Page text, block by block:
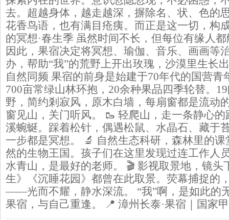
去。超越身体，越走越深，摒除名、状、色
花香鸟语，也有满目疮痍。而正是这一切，构
的冥想·春生季 虽然时间不长，但每位有缘人
因此，果宿决定将冥想、瑜伽、音乐、画画等
办，帮助“我”的荒野上开出玫瑰，沙漠里生长
自然同频 果宿的前身是始建于70年代的国营青
700亩常绿山林环抱，20余种果品四季轮替。
野，简约剎寂风，原木白墙，每扇窗都是流动
窗见山，关门听风。 🥾 轻爬山，走一条静心
溪蜿蜒。踩着松针，偶遇松鼠、水晶石、藏于
一步都是冥想。 🔬 自然生态科研，森林里的
然的生物王国。孩子们在这里发现过连工作
水青山，是最好的老师。 🎬 影视取景地，镜头
生》《沉睡花园》都曾在此取景。荧幕捕捉的
——光而不耀，静水深流。 “我”啊，是如此的
果宿，与自己重逢。 📍 漳州长泰·果宿｜国家